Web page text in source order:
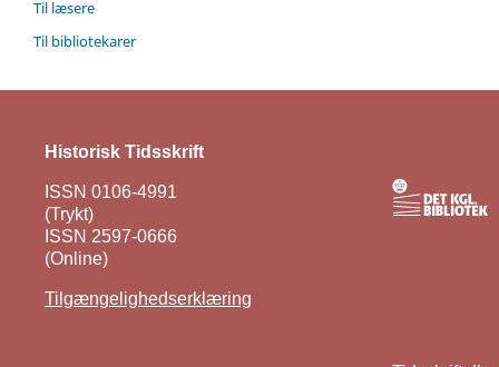
Til læsere
Til bibliotekarer
Historisk Tidsskrift
ISSN 0106-4991
(Trykt)
ISSN 2597-0666
(Online)
Tilgængelighedserklæring